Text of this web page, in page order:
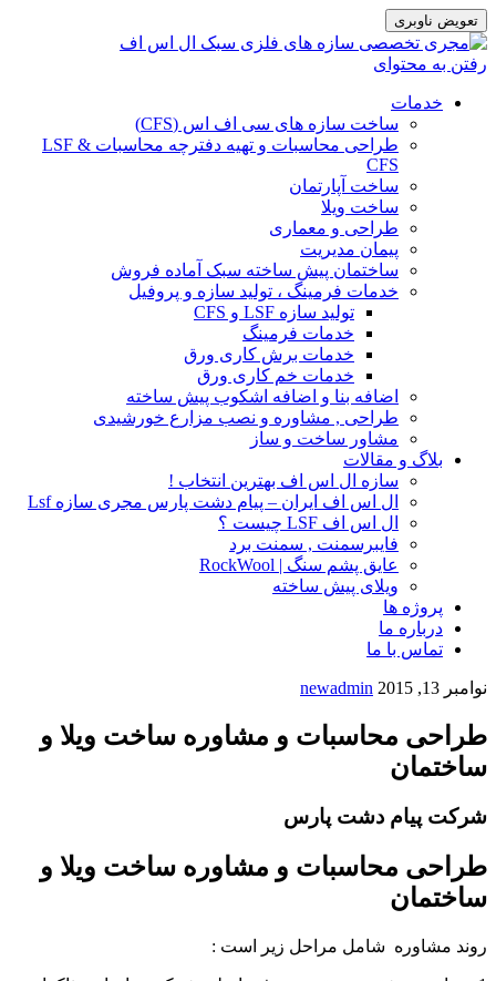
تعویض ناوبری
رفتن به محتوای
خدمات
ساخت سازه های سی اف اس (CFS)
طراحی محاسبات و تهیه دفترچه محاسبات LSF &
CFS
ساخت آپارتمان
ساخت ویلا
طراحی و معماری
پیمان مدیریت
ساختمان پیش ساخته سبک آماده فروش
خدمات فرمینگ ، تولید سازه و پروفیل
تولید سازه LSF و CFS
خدمات فرمینگ
خدمات برش کاری ورق
خدمات خم کاری ورق
اضافه بنا و اضافه اشکوب پیش ساخته
طراحی , مشاوره و نصب مزارع خورشیدی
مشاور ساخت و ساز
بلاگ و مقالات
سازه ال اس اف بهترین انتخاب !
ال اس اف ایران – پیام دشت پارس مجری سازه Lsf
ال اس اف LSF چیست ؟
فایبرسمنت , سمنت برد
عایق پشم سنگ | RockWool
ویلای پیش ساخته
پروژه ها
درباره ما
تماس با ما
نوامبر 13, 2015 newadmin
طراحی محاسبات و مشاوره ساخت ویلا و
ساختمان
شرکت پیام دشت پارس
طراحی محاسبات و مشاوره ساخت ویلا و
ساختمان
روند مشاوره شامل مراحل زیر است :